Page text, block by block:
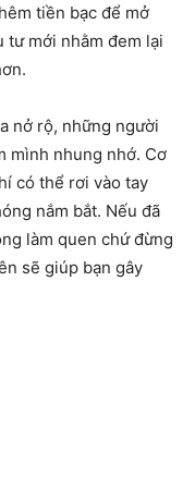
tiền bạc để mở
mới nhằm đem lại
nở rộ, những người
mình nhung nhớ. Cơ
có thể rơi vào tay
nắm bắt. Nếu đã
làm quen chứ đừng
sẽ giúp bạn gây